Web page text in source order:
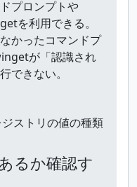
プロンプトや
を利用できる。
かったコマンドプ
が「認識され
できない。
ストリの値の種類
るか確認す